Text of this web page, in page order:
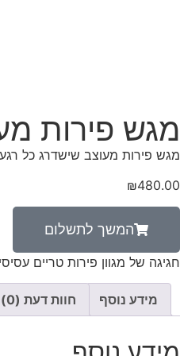
מגש פירות
מגש פירות מעוצב שישדרג כל רגע לחגיגה של טעמים
₪480.00
המשך לתשלום
חגיגה של מגוון פירות טריים
מידע נוסף חוות דעת (0)